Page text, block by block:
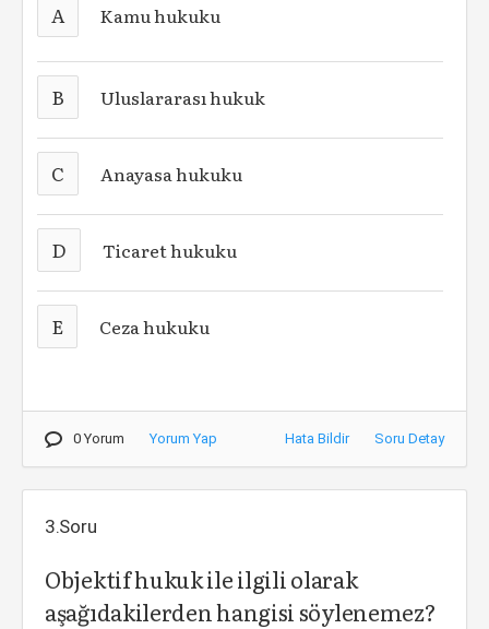
A Kamu hukuku
B Uluslararası hukuk
C Anayasa hukuku
D Ticaret hukuku
E Ceza hukuku
0 Yorum Yorum Yap Hata Bildir Soru Detay
3.Soru
Objektif hukuk ile ilgili olarak
aşağıdakilerden hangisi söylenemez?